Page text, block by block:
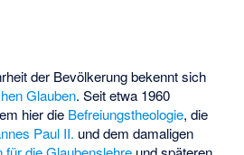
der Bevölkerung bekennt sich
Glauben. Seit etwa 1960
hier die Befreiungstheologie, die
Paul II. und dem damaligen